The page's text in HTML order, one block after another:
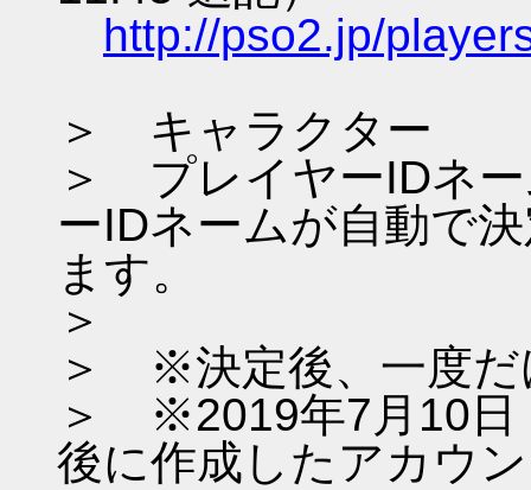
http://pso2.jp/
＞ キャラクター
＞ プレイヤーIDネ
ーIDネームが自動で
ます。
＞
＞ ※決定後、一度だ
＞ ※2019年7月10日
後に作成したアカウ